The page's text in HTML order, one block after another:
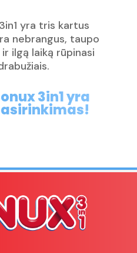
yra tris kartus
nebrangus, taupo
ilgą laiką rūpinasi
3in1 yra